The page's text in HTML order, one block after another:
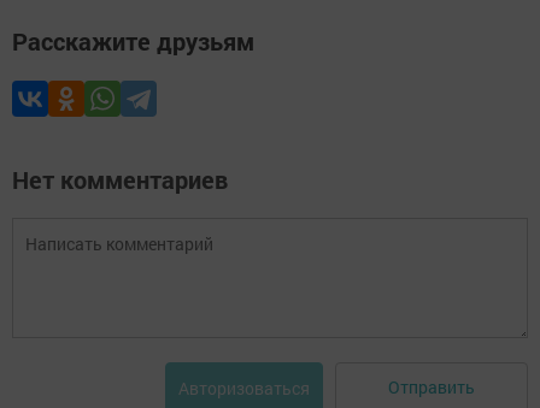
Расскажите друзьям
Нет комментариев
Авторизоваться Отправить